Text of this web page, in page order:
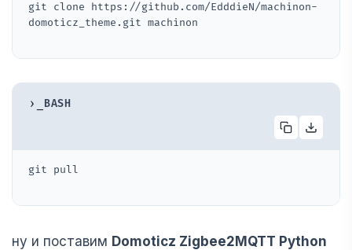
git clone https://github.com/EdddieN/machinon-
domoticz_theme.git machinon
›_ BASH
git pull
ну и поставим Domoticz Zigbee2MQTT Python